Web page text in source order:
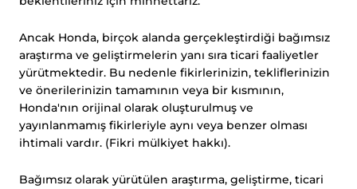
Ancak Honda, birçok alanda gerçekleştirdiği bağımsız
araştırma ve geliştirmelerin yanı sıra ticari faaliyetler
yürütmektedir. Bu nedenle fikirlerinizin, tekliflerinizin
ve önerilerinizin tamamının veya bir kısmının,
Honda'nın orijinal olarak oluşturulmuş ve
yayınlanmamış fikirleriyle aynı veya benzer olması
ihtimali vardır. (Fikri mülkiyet hakkı).
Bağımsız olarak yürütülen araştırma, geliştirme, ticari